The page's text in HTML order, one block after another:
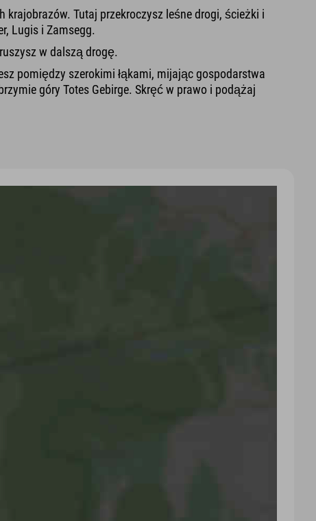
krajobrazów. Tutaj przekroczysz leśne drogi, ścieżki i
Lugis i Zamsegg.
w dalszą drogę.
pomiędzy szerokimi łąkami, mijając gospodarstwa
góry Totes Gebirge. Skręć w prawo i podążaj